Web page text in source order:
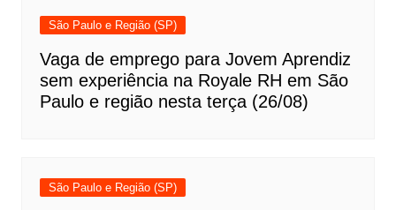
São Paulo e Região (SP)
Vaga de emprego para Jovem Aprendiz
sem experiência na Royale RH em São
Paulo e região nesta terça (26/08)
São Paulo e Região (SP)